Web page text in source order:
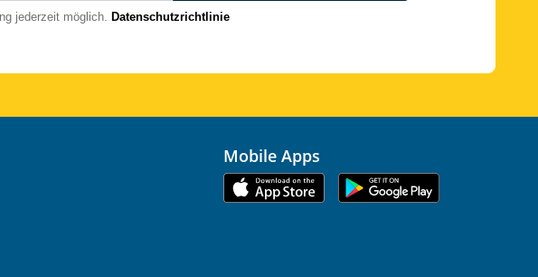
jederzeit möglich. Datenschutzrichtlinie
Mobile Apps